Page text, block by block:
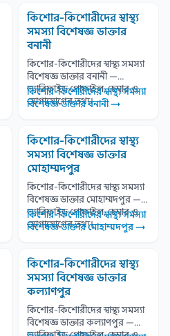
কিশোর-কিশোরীদের স্বাস্থ্য
সমস্যা বিশেষজ্ঞ ডাক্তার
বনানী
কিশোর-কিশোরীদের স্বাস্থ্য সমস্যা
বিশেষজ্ঞ ডাক্তার বনানী —
ভ্যারিফাইড প্রোফাইল, চেম্বার ও
যোগাযোগের তথ্য।
কিশোর-কিশোরীদের স্বাস্থ্য সমস্যা
বিশেষজ্ঞ ডাক্তার বনানী →
কিশোর-কিশোরীদের স্বাস্থ্য
সমস্যা বিশেষজ্ঞ ডাক্তার
মোহাম্মদপুর
কিশোর-কিশোরীদের স্বাস্থ্য সমস্যা
বিশেষজ্ঞ ডাক্তার মোহাম্মদপুর —
ভ্যারিফাইড প্রোফাইল, চেম্বার ও
যোগাযোগের তথ্য।
কিশোর-কিশোরীদের স্বাস্থ্য সমস্যা
বিশেষজ্ঞ ডাক্তার মোহাম্মদপুর →
কিশোর-কিশোরীদের স্বাস্থ্য
সমস্যা বিশেষজ্ঞ ডাক্তার
কল্যাণপুর
কিশোর-কিশোরীদের স্বাস্থ্য সমস্যা
বিশেষজ্ঞ ডাক্তার কল্যাণপুর —